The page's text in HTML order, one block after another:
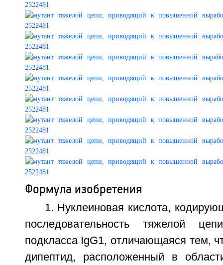
Формула изобретения
1. Нуклеиновая кислота,
последовательность тяжелой
подкласса IgG1, отличающаяся тем,
дипептид, расположенный в